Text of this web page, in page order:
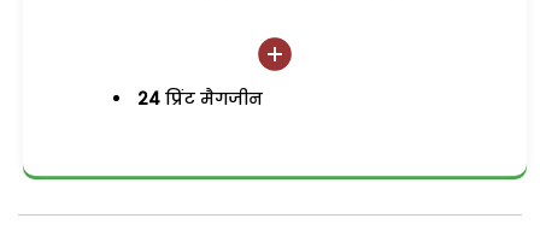
24 प्रिंट मैगजीन